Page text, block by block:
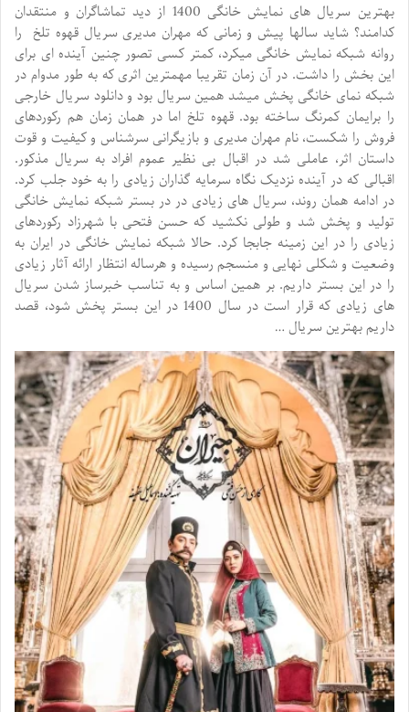
بهترین سریال های نمایش خانگی 1400 از دید تماشاگران و منتقدان
کدامند؟ شاید سالها پیش و زمانی که مهران مدیری سریال قهوه تلخ را
روانه شبکه نمایش خانگی میکرد، کمتر کسی تصور چنین آینده ای برای
این بخش را داشت. در آن زمان تقریبا مهمترین اثری که به طور مدوام در
شبکه نمای خانگی پخش میشد همین سریال بود و دانلود سریال خارجی
را برایمان کمرنگ ساخته بود. قهوه تلخ اما در همان زمان هم رکوردهای
فروش را شکست، نام مهران مدیری و بازیگرانی سرشناس و کیفیت و قوت
داستان اثر، عاملی شد در اقبال بی نظیر عموم افراد به سریال مذکور.
اقبالی که در آینده نزدیک نگاه سرمایه گذاران زیادی را به خود جلب کرد.
در ادامه همان روند، سریال های زیادی در در بستر شبکه نمایش خانگی
تولید و پخش شد و طولی نکشید که حسن فتحی با شهرزاد رکوردهای
زیادی را در این زمینه جابجا کرد. حالا شبکه نمایش خانگی در ایران به
وضعیت و شکلی نهایی و منسجم رسیده و هرساله انتظار ارائه آثار زیادی
را در این بستر داریم. بر همین اساس و به تناسب خبرساز شدن سریال
های زیادی که قرار است در سال 1400 در این بستر پخش شود، قصد
داریم بهترین سریال …